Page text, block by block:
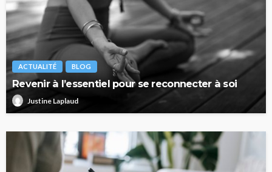
ACTUALITÉ BLOG
Revenir à l’essentiel pour se reconnecter à soi
Justine Laplaud